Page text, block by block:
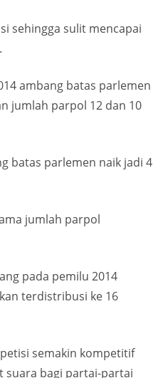
sehingga sulit mencapai
ambang batas parlemen
jumlah parpol 12 dan 10
batas parlemen naik jadi 4
jumlah parpol
pada pemilu 2014
terdistribusi ke 16
semakin kompetitif
suara bagi partai-partai